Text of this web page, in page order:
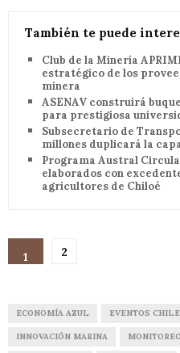
También te puede
Club de la Minería
estratégico de los
minera
ASENAV construirá
para prestigiosa
Subsecretario de
millones duplicará la
Programa Austral
elaborados con
agricultores de Chiloé
1 2
ECONOMÍA AZUL EVENTOS CHILE
INNOVACIÓN MARINA